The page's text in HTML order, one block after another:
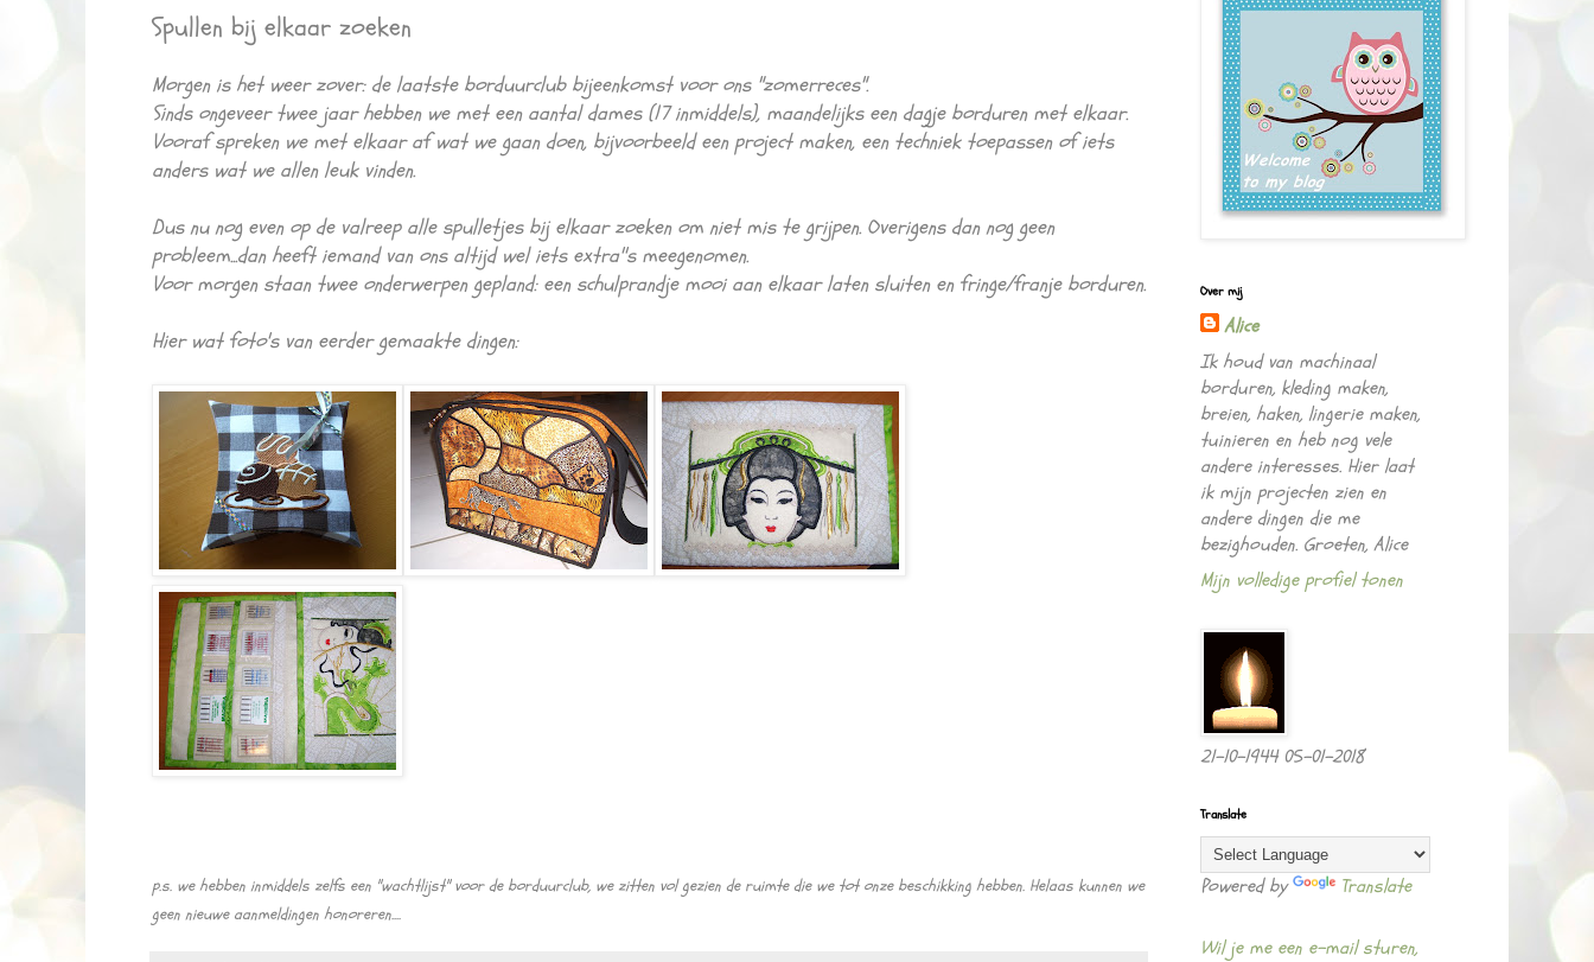
Spullen bij elkaar zoeken
Morgen is het weer zover: de laatste borduurclub bijeenkomst voor ons "zomerreces".
Sinds ongeveer twee jaar hebben we met een aantal dames (17 inmiddels), maandelijks een dagje borduren met elkaar.
Vooraf spreken we met elkaar af wat we gaan doen, bijvoorbeeld een project maken, een techniek toepassen of iets
anders wat we allen leuk vinden.
Dus nu nog even op de valreep alle spulletjes bij elkaar zoeken om niet mis te grijpen. Overigens dan nog geen
probleem...dan heeft iemand van ons altijd wel iets extra''s meegenomen.
Voor morgen staan twee onderwerpen gepland: een schulprandje mooi aan elkaar laten sluiten en fringe/franje borduren.
Hier wat foto's van eerder gemaakte dingen:
p.s. we hebben inmiddels zelfs een "wachtlijst" voor de borduurclub, we zitten vol gezien de ruimte die we tot onze beschikking hebben. Helaas kunnen we
geen nieuwe aanmeldingen honoreren....
Over mij
Alice
Ik houd van machinaal
borduren, kleding maken,
breien, haken, lingerie maken,
tuinieren en heb nog vele
andere interesses. Hier laat
ik mijn projecten zien en
andere dingen die me
bezighouden. Groeten, Alice
Mijn volledige profiel tonen
21-10-1944 05-01-2018
Translate
Powered by Translate
Wil je me een e-mail sturen,